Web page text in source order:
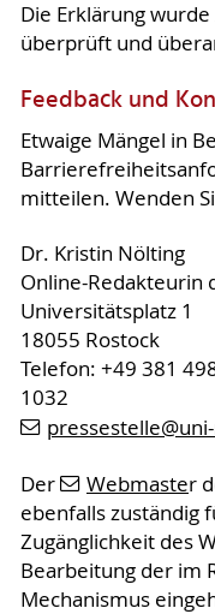
Die Erklärung
überprüft und
Feedback und
Etwaige Mängel in
mitteilen. Wenden
Dr. Kristin Nölting
Online-Redakteurin
Universitätsplatz 1
18055 Rostock
Telefon: +49 381
1032
pressestelle
Der Webmaster
ebenfalls zuständig
Zugänglichkeit des
Bearbeitung der im
Mechanismus